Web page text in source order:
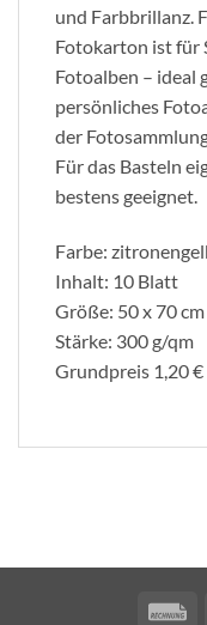
und Farbbrillanz.
Fotokarton ist für
Fotoalben – ideal
persönliches
der
Für das Basteln
bestens geeignet.
Farbe:
Inhalt: 10 Blatt
Größe: 50 x 70 cm
Stärke: 300 g/qm
Grundpreis 1,20 €